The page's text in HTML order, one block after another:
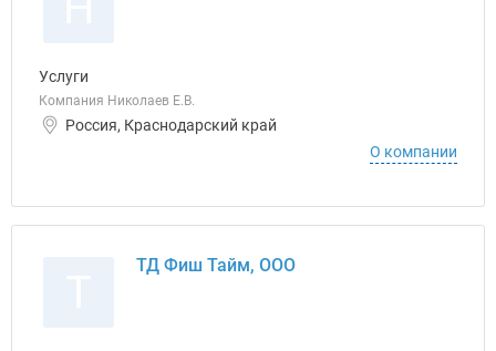
Услуги
Компания Николаев Е.В.
Россия, Краснодарский край
О компании
ТД Фиш Тайм, ООО